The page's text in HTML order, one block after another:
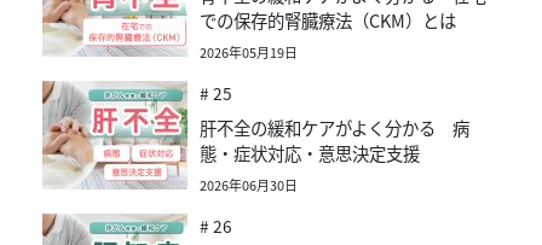
での保存的腎臓療法（CKM）とは
2026年05月19日
# 25
肝不全の緩和ケアがよく分かる 病
態・症状対応・意思決定支援
2026年06月30日
# 26